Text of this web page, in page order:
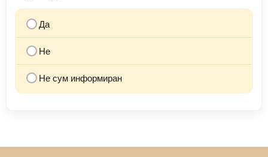
Да
Не
Не сум информиран